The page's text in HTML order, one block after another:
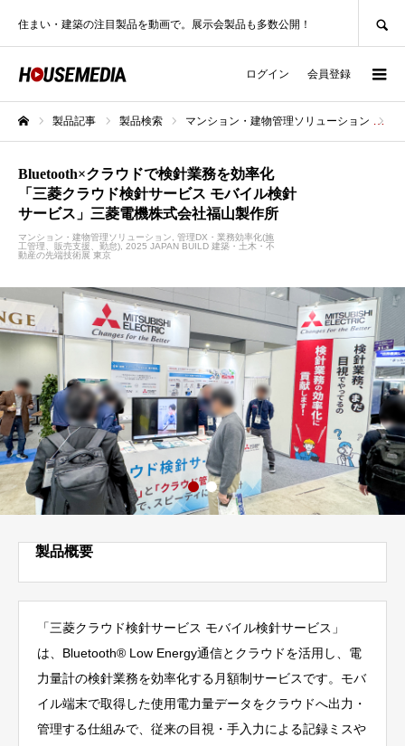
住まい・建築の注目製品を動画で。展示会製品も多数公開！
ログイン 会員登録
製品記事 製品検索 マンション・建物管理ソリューション
Bluetooth×クラウドで検針業務を効率化
「三菱クラウド検針サービス モバイル検針
サービス」三菱電機株式会社福山製作所
マンション・建物管理ソリューション
管理DX・業務効率化(施
工管理、販売支援、勤怠) 2025 JAPAN BUILD 建築・土木・不
動産の先端技術展 東京
製品概要
「三菱クラウド検針サービス モバイル検針サービス」
は、Bluetooth® Low Energy通信とクラウドを活用し、電
力量計の検針業務を効率化する月額制サービスです。モバ
イル端末で取得した使用電力量データをクラウドへ出力・
管理する仕組みで、従来の目視・手入力による記録ミスや